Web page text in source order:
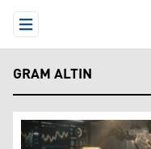
Open Menu
GRAM ALTIN